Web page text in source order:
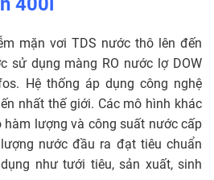
mặn vơi TDS nước thô lên đến
sử dụng màng RO nước lợ DOW
Hệ thống áp dụng công nghệ
nhất thế giới. Các mô hình khác
hàm lượng và công suất nước cấp
nước đầu ra đạt tiêu chuẩn
như tưới tiêu, sản xuất, sinh